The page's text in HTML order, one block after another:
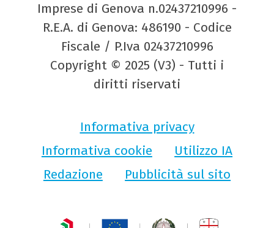
Imprese di Genova n.02437210996 -
R.E.A. di Genova: 486190 - Codice
Fiscale / P.Iva 02437210996
Copyright © 2025 (V3) - Tutti i
diritti riservati
Informativa privacy
Informativa cookie
Utilizzo IA
Redazione
Pubblicità sul sito